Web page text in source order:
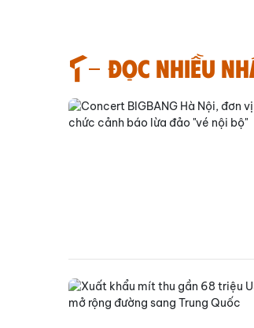
Đọc nhiều